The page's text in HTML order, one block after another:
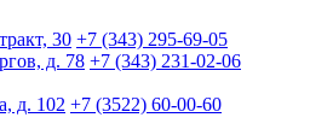
30 +7 (343) 295-69-05
д. 78 +7 (343) 231-02-06
д. 102 +7 (3522) 60-00-60